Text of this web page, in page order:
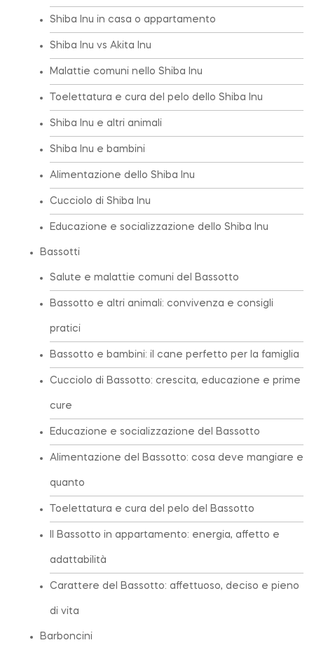
Shiba Inu in casa o appartamento
Shiba Inu vs Akita Inu
Malattie comuni nello Shiba Inu
Toelettatura e cura del pelo dello Shiba Inu
Shiba Inu e altri animali
Shiba Inu e bambini
Alimentazione dello Shiba Inu
Cucciolo di Shiba Inu
Educazione e socializzazione dello Shiba Inu
Bassotti
Salute e malattie comuni del Bassotto
Bassotto e altri animali: convivenza e consigli
pratici
Bassotto e bambini: il cane perfetto per la famiglia
Cucciolo di Bassotto: crescita, educazione e prime
cure
Educazione e socializzazione del Bassotto
Alimentazione del Bassotto: cosa deve mangiare e
quanto
Toelettatura e cura del pelo del Bassotto
Il Bassotto in appartamento: energia, affetto e
adattabilità
Carattere del Bassotto: affettuoso, deciso e pieno
di vita
Barboncini